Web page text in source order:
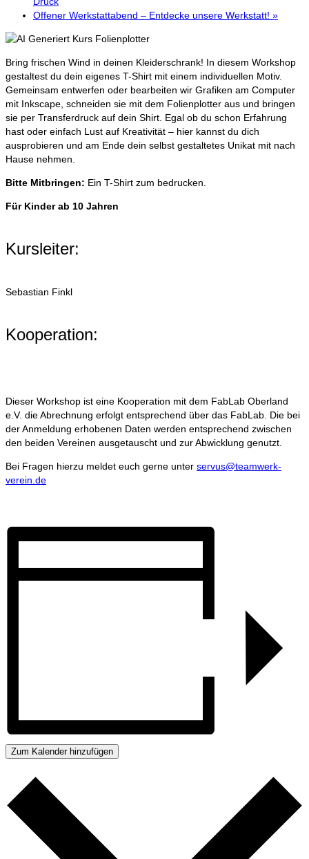
Offener Werkstattabend – Entdecke unsere Werkstatt! »
Bring frischen Wind in deinen Kleiderschrank! In diesem Workshop
gestaltest du dein eigenes T-Shirt mit einem individuellen Motiv.
Gemeinsam entwerfen oder bearbeiten wir Grafiken am Computer
mit Inkscape, schneiden sie mit dem Folienplotter aus und bringen
sie per Transferdruck auf dein Shirt. Egal ob du schon Erfahrung
hast oder einfach Lust auf Kreativität – hier kannst du dich
ausprobieren und am Ende dein selbst gestaltetes Unikat mit nach
Hause nehmen.
Bitte Mitbringen: Ein T-Shirt zum bedrucken.
Für Kinder ab 10 Jahren
Kursleiter:
Sebastian Finkl
Kooperation:
Dieser Workshop ist eine Kooperation mit dem FabLab Oberland
e.V. die Abrechnung erfolgt entsprechend über das FabLab. Die bei
der Anmeldung erhobenen Daten werden entsprechend zwischen
den beiden Vereinen ausgetauscht und zur Abwicklung genutzt.
Bei Fragen hierzu meldet euch gerne unter servus@teamwerk-
verein.de
Zum Kalender hinzufügen